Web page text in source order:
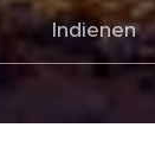
Indienen